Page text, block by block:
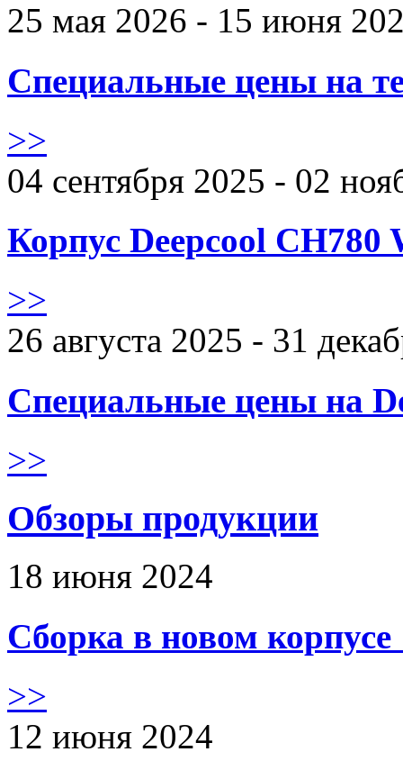
25 мая 2026 - 15 июня
Специальные цены на
>>
04 сентября 2025 - 02
Корпус Deepcool CH780
>>
26 августа 2025 - 31
Специальные цены на
>>
Обзоры продукции
18 июня 2024
Сборка в новом
>>
12 июня 2024